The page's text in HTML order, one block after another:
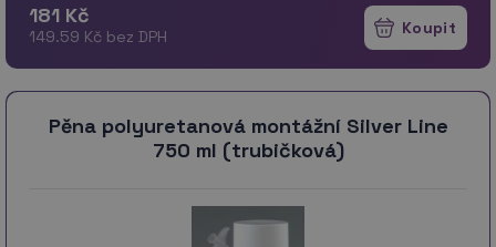
181 Kč
149.59 Kč bez DPH
Pěna polyuretanová montážní Silver Line
750 ml (trubičková)